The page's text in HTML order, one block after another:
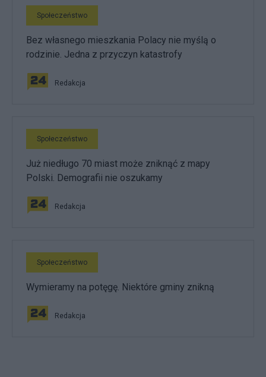
Społeczeństwo
Bez własnego mieszkania Polacy nie myślą o
rodzinie. Jedna z przyczyn katastrofy
Redakcja
Społeczeństwo
Już niedługo 70 miast może zniknąć z mapy
Polski. Demografii nie oszukamy
Redakcja
Społeczeństwo
Wymieramy na potęgę. Niektóre gminy znikną
Redakcja